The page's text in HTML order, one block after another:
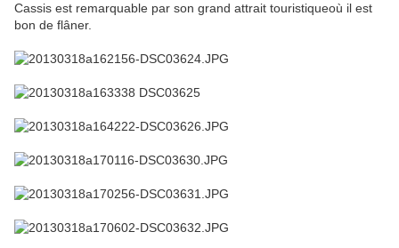
Cassis est remarquable par son grand attrait touristiqueoù il est
bon de flâner.